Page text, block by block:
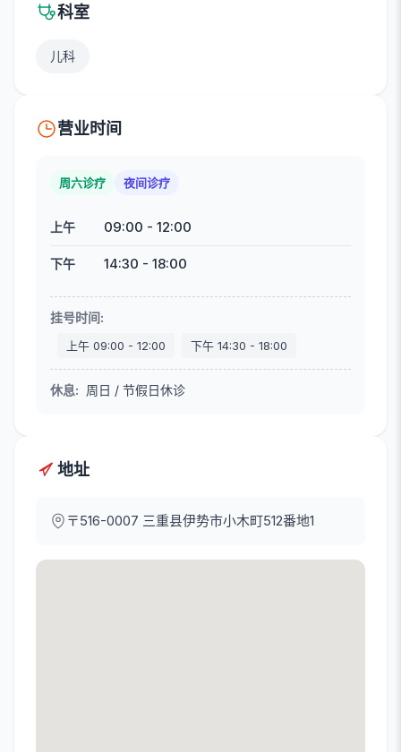
科室
儿科
营业时间
周六诊疗 夜间诊疗
上午 09:00 - 12:00
下午 14:30 - 18:00
挂号时间:
上午 09:00 - 12:00 下午 14:30 - 18:00
休息: 周日 / 节假日休诊
地址
〒516-0007 三重县伊势市小木町512番地1